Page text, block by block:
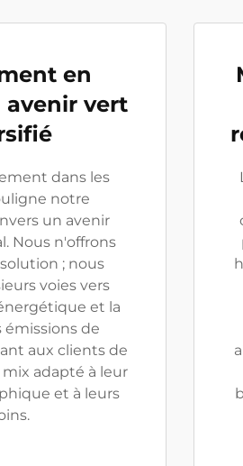
en
vert
dans les
notre
un avenir
Nous n'offrons
; nous
voies vers
et la
de
aux clients de
adapté à leur
et à leurs